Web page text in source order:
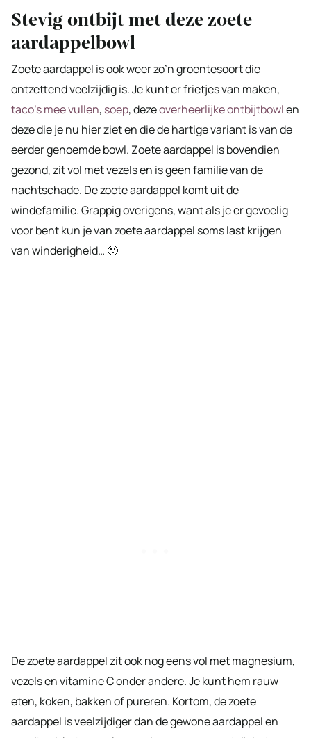
Stevig ontbijt met deze zoete
aardappelbowl
Zoete aardappel is ook weer zo’n groentesoort die
ontzettend veelzijdig is. Je kunt er frietjes van maken,
taco’s mee vullen, soep, dezeoverheerlijke ontbijtbowlen
deze die je nu hier ziet en die de hartige variant is van de
eerder genoemde bowl. Zoete aardappel is bovendien
gezond, zit vol met vezels en is geen familie van de
nachtschade. De zoete aardappel komt uit de
windefamilie. Grappig overigens, want als je er gevoelig
voor bent kun je van zoete aardappel soms last krijgen
van winderigheid… 🙂
De zoete aardappel zit ook nog eens vol met magnesium,
vezels en vitamine C onder andere. Je kunt hem rauw
eten, koken, bakken of pureren. Kortom, de zoete
aardappel is veelzijdiger dan de gewone aardappel en